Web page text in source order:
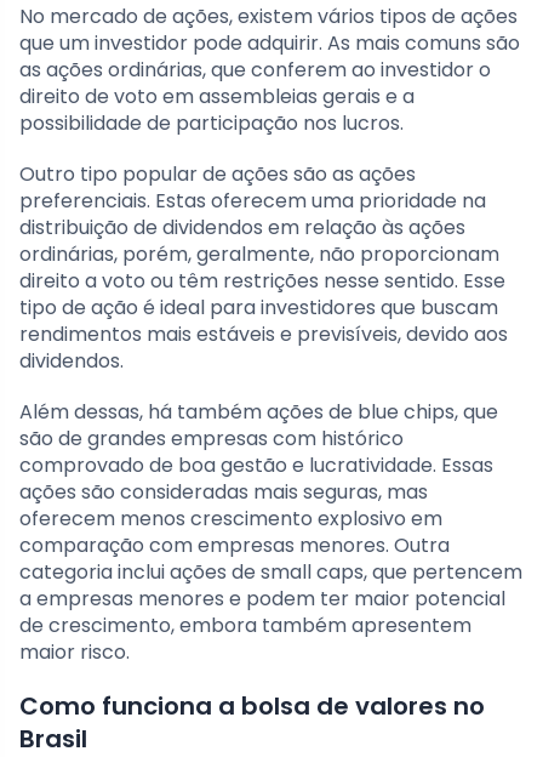
No mercado de ações, existem vários tipos de ações
que um investidor pode adquirir. As mais comuns são
as ações ordinárias, que conferem ao investidor o
direito de voto em assembleias gerais e a
possibilidade de participação nos lucros.
Outro tipo popular de ações são as ações
preferenciais. Estas oferecem uma prioridade na
distribuição de dividendos em relação às ações
ordinárias, porém, geralmente, não proporcionam
direito a voto ou têm restrições nesse sentido. Esse
tipo de ação é ideal para investidores que buscam
rendimentos mais estáveis e previsíveis, devido aos
dividendos.
Além dessas, há também ações de blue chips, que
são de grandes empresas com histórico
comprovado de boa gestão e lucratividade. Essas
ações são consideradas mais seguras, mas
oferecem menos crescimento explosivo em
comparação com empresas menores. Outra
categoria inclui ações de small caps, que pertencem
a empresas menores e podem ter maior potencial
de crescimento, embora também apresentem
maior risco.
Como funciona a bolsa de valores no
Brasil